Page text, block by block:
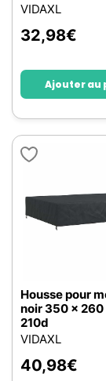
VIDAXL
32,98€
Ajouter au
Housse pour
noir 350 x 260
210d
VIDAXL
40,98€